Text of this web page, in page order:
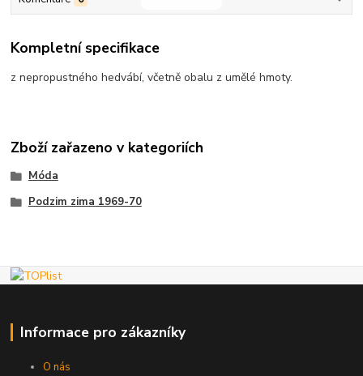
Kompletní specifikace
z nepropustného hedvábí, včetně obalu z umělé hmoty.
Zboží zařazeno v kategoriích
Móda
Podzim zima 1969-70
Informace pro zákazníky
O nás